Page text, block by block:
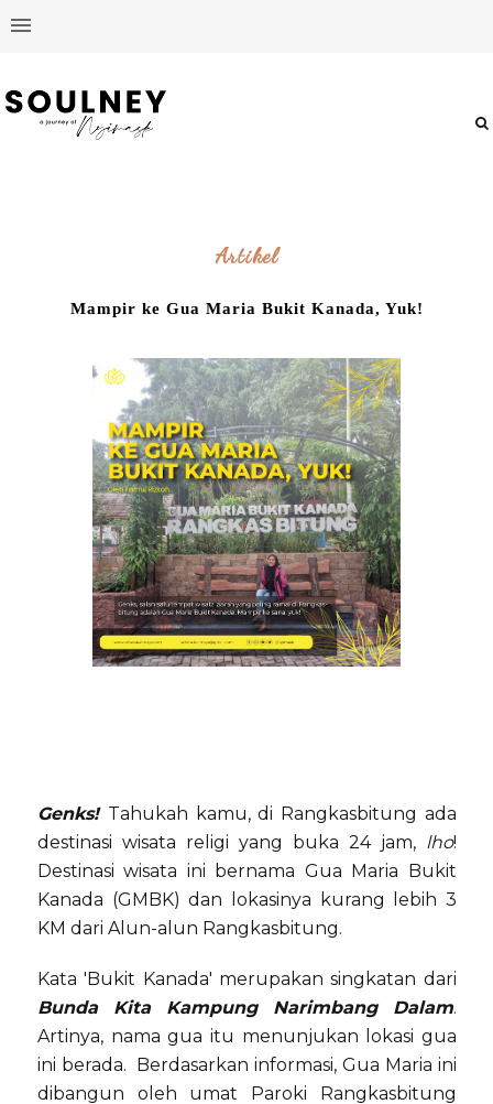
Artikel
Mampir ke Gua Maria Bukit Kanada, Yuk!
Genks! Tahukah kamu, di Rangkasbitung ada
destinasi wisata religi yang buka 24 jam, lho!
Destinasi wisata ini bernama Gua Maria Bukit
Kanada (GMBK) dan lokasinya kurang lebih 3
KM dari Alun-alun Rangkasbitung.
Kata 'Bukit Kanada' merupakan singkatan dari
Bunda Kita Kampung Narimbang Dalam.
Artinya, nama gua itu menunjukan lokasi gua
ini berada. Berdasarkan informasi, Gua Maria ini
dibangun oleh umat Paroki Rangkasbitung